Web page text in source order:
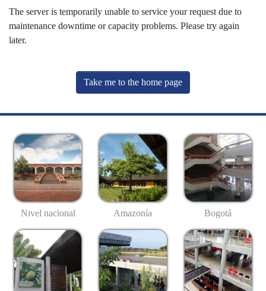
The server is temporarily unable to service your request due to
maintenance downtime or capacity problems. Please try again
later.
Take me to the home page
Nivel nacional Amazonía Bogotá